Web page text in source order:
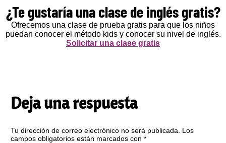
¿Te gustaría una clase de inglés gratis?
Ofrecemos una clase de prueba gratis para que los niños
puedan conocer el método kids y conocer su nivel de inglés.
Solicitar una clase gratis
Deja una respuesta
Tu dirección de correo electrónico no será publicada.
Los
campos obligatorios están marcados con *